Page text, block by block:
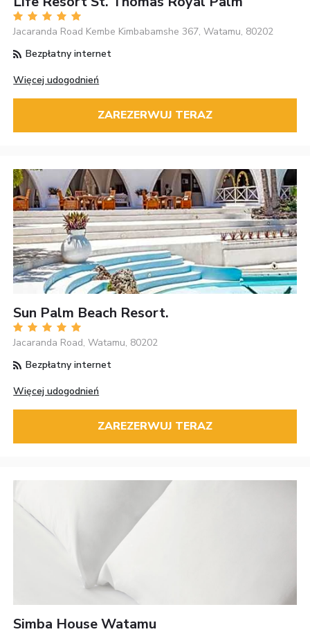
Jacaranda Road Kembe Kimbabamshe 367, Watamu, 80202
Bezpłatny internet
Więcej udogodnień
ZAREZERWUJ TERAZ
Sun Palm Beach Resort.
Jacaranda Road, Watamu, 80202
Bezpłatny internet
Więcej udogodnień
ZAREZERWUJ TERAZ
Simba House Watamu